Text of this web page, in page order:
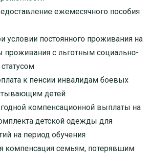
ежемесячного пособия
условии постоянного проживания на
проживания с льготным социально-
к пенсии инвалидам боевых
детей
компенсационной выплаты на
детской одежды для
на период обучения
компенсация семьям, потерявшим